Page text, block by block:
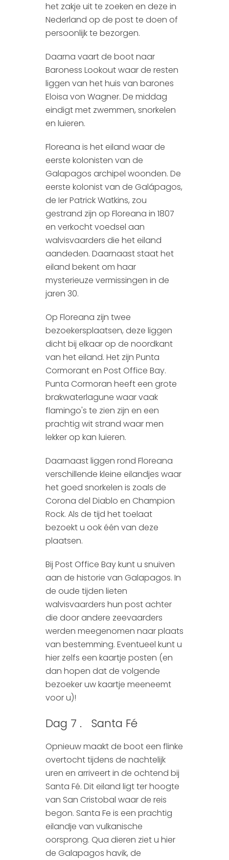
het zakje uit te zoeken en deze in
Nederland op de post te doen of
persoonlijk te bezorgen.
Daarna vaart de boot naar
Baroness Lookout waar de resten
liggen van het huis van barones
Eloisa von Wagner. De middag
eindigt met zwemmen, snorkelen
en luieren.
Floreana is het eiland waar de
eerste kolonisten van de
Galapagos archipel woonden. De
eerste kolonist van de Galápagos,
de Ier Patrick Watkins, zou
gestrand zijn op Floreana in 1807
en verkocht voedsel aan
walvisvaarders die het eiland
aandeden. Daarnaast staat het
eiland bekent om haar
mysterieuze vermissingen in de
jaren 30.
Op Floreana zijn twee
bezoekersplaatsen, deze liggen
dicht bij elkaar op de noordkant
van het eiland. Het zijn Punta
Cormorant en Post Office Bay.
Punta Cormoran heeft een grote
brakwaterlagune waar vaak
flamingo's te zien zijn en een
prachtig wit strand waar men
lekker op kan luieren.
Daarnaast liggen rond Floreana
verschillende kleine eilandjes waar
het goed snorkelen is zoals de
Corona del Diablo en Champion
Rock. Als de tijd het toelaat
bezoekt u ook één van deze
plaatsen.
Bij Post Office Bay kunt u snuiven
aan de historie van Galapagos. In
de oude tijden lieten
walvisvaarders hun post achter
die door andere zeevaarders
werden meegenomen naar plaats
van bestemming. Eventueel kunt u
hier zelfs een kaartje posten (en
dan hopen dat de volgende
bezoeker uw kaartje meeneemt
voor u)!
Dag 7 . Santa Fé
Opnieuw maakt de boot een flinke
overtocht tijdens de nachtelijk
uren en arriveert in de ochtend bij
Santa Fé. Dit eiland ligt ter hoogte
van San Cristobal waar de reis
begon. Santa Fe is een prachtig
eilandje van vulkanische
oorsprong. Qua dieren ziet u hier
de Galapagos havik, de